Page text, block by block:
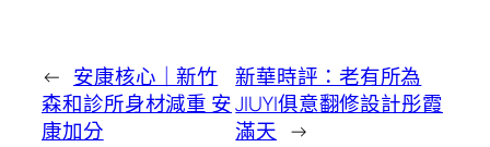
← 安康核心｜新竹
森和診所身材減重 安
康加分
新華時評：老有所為
JIUYI俱意翻修設計彤霞
滿天 →